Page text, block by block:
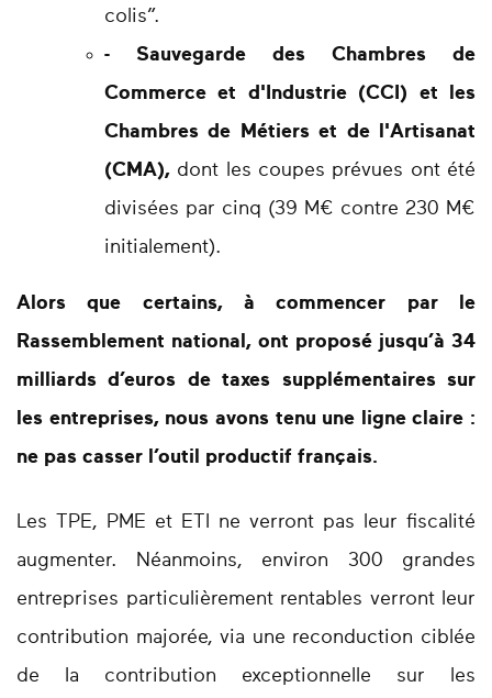
colis”.
- Sauvegarde des Chambres de
Commerce et d'Industrie (CCI) et les
Chambres de Métiers et de l'Artisanat
(CMA), dont les coupes prévues ont été
divisées par cinq (39 M€ contre 230 M€
initialement).
Alors que certains, à commencer par le
Rassemblement national, ont proposé jusqu’à 34
milliards d’euros de taxes supplémentaires sur
les entreprises, nous avons tenu une ligne claire :
ne pas casser l’outil productif français.
Les TPE, PME et ETI ne verront pas leur fiscalité
augmenter. Néanmoins, environ 300 grandes
entreprises particulièrement rentables verront leur
contribution majorée, via une reconduction ciblée
de la contribution exceptionnelle sur les